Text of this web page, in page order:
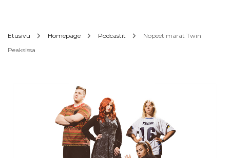
Etusivu Homepage Podcastit
Nopeet märät Twin
Peaksissa